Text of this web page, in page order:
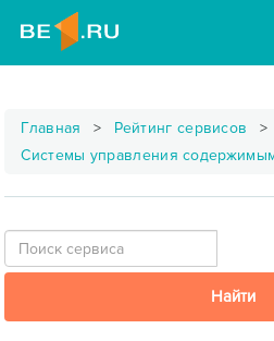
Главная Рейтинг сервисов
Системы управления содержимым